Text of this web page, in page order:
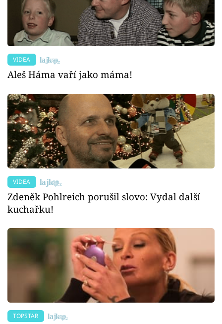
VIDEA
Aleš Háma vaří jako máma!
VIDEA
Zdeněk Pohlreich porušil slovo: Vydal další
kuchařku!
TOPSTAR